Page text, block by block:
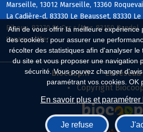
Afin de vous offrir la meilleure expérience
des cookies : pour assurer une
récolter des statistiques afin d'analyser
du site et vous proposer une navigation
sécurité. Vous pouvez changer
paramétrant vos cookies. OK
En savoir plus et
Je refuse
Marseille, 13012 Marseille, 13360
La Cadière-d, 83330 Le Beausset, 83330
Riboux, 83270 St-Cyr s/Mer, 83150 Bandol,
Sanary s/Mer
Biocoop.fr
Le
Copyright